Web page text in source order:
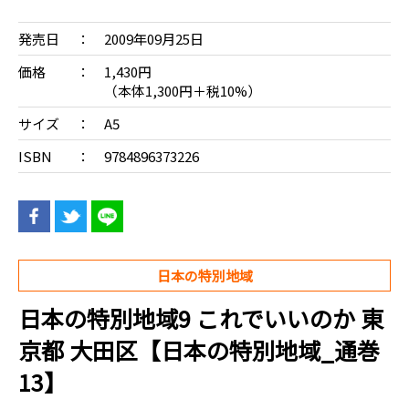
発売日
2009年09月25日
価格
1,430円
（本体1,300円＋税10%）
サイズ
A5
ISBN
9784896373226
日本の特別地域
日本の特別地域9 これでいいのか 東
京都 大田区【日本の特別地域_通巻
13】